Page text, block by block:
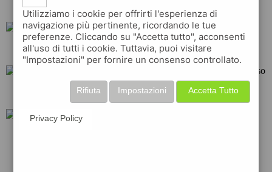
eni
ip api tamoil
repsol esso
Utilizziamo i cookie per offrirti l'esperienza di
navigazione più pertinente, ricordando le tue
preferenze. Cliccando su "Accetta tutto", acconsenti
all'uso di tutti i cookie. Tuttavia, puoi visitare
"Impostazioni" per fornire un consenso controllato.
Accetta Tutto
Impostazioni
Rifiuta
Privacy Policy